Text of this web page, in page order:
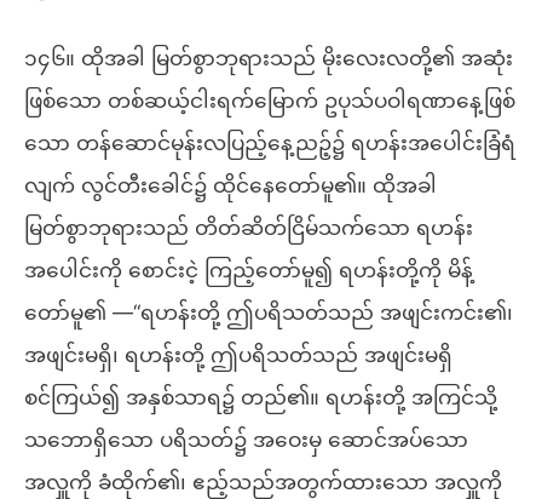
၁၄၆။ ထိုအခါ မြတ်စွာဘုရားသည် မိုးလေးလတို့၏ အဆုံး
ဖြစ်သော တစ်ဆယ့်ငါးရက်မြောက် ဥပုသ်ပဝါရဏာနေ့ဖြစ်
သော တန်ဆောင်မုန်းလပြည့်နေ့ညဉ့်၌ ရဟန်းအပေါင်းခြံရံ
လျက် လွင်တီးခေါင်၌ ထိုင်နေတော်မူ၏။ ထိုအခါ
မြတ်စွာဘုရားသည် တိတ်ဆိတ်ငြိမ်သက်သော ရဟန်း
အပေါင်းကို စောင်းငဲ့ ကြည့်တော်မူ၍ ရဟန်းတို့ကို မိန့်
တော်မူ၏ —“ရဟန်းတို့ ဤပရိသတ်သည် အဖျင်းကင်း၏၊
အဖျင်းမရှိ၊ ရဟန်းတို့ ဤပရိသတ်သည် အဖျင်းမရှိ
စင်ကြယ်၍ အနှစ်သာရ၌ တည်၏။ ရဟန်းတို့ အကြင်သို့
သဘောရှိသော ပရိသတ်၌ အဝေးမှ ဆောင်အပ်သော
အလှူကို ခံထိုက်၏၊ ဧည့်သည်အတွက်ထားသော အလှူကို